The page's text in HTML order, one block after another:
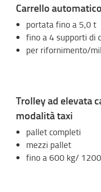
Carrello
portata fino a 5,0 t
fino a 4 supporti di
per rifornimento/
Trolley ad elevata
modalità taxi
pallet completi
mezzi pallet
fino a 600 kg/